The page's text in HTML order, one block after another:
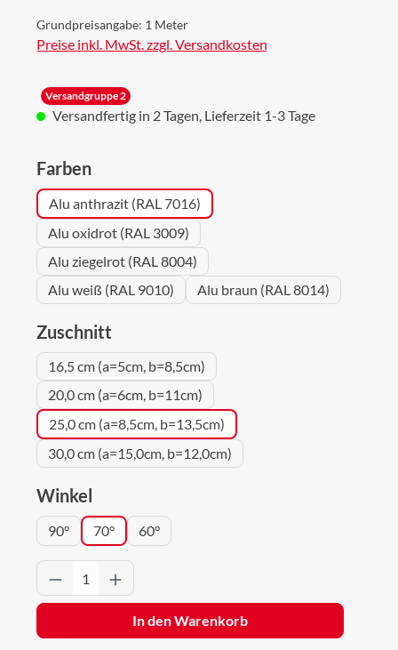
Grundpreisangabe: 1 Meter
Preise inkl. MwSt. zzgl. Versandkosten
Versandgruppe 2
Versandfertig in 2 Tagen, Lieferzeit 1-3 Tage
Farbenauswählen
Alu anthrazit (RAL 7016)
Alu oxidrot (RAL 3009)
Alu ziegelrot (RAL 8004)
Alu weiß (RAL 9010)
Alu braun (RAL 8014)
Zuschnitt
16,5 cm (a=5cm, b=8,5cm)
20,0 cm (a=6cm, b=11cm)
25,0 cm (a=8,5cm, b=13,5cm)
30,0 cm (a=15,0cm, b=12,0cm)
Winkel
90° 70° 60°
Produkt Anzahl: Gib den gewünschten
In den Warenkorb